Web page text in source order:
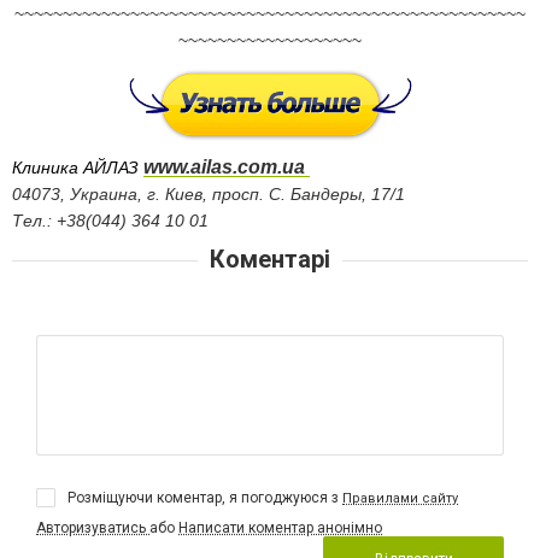
~~~~~~~~~~~~~~~~~~~~~~~~~~~~~~~~~~~~~~~~~~~~~~~~~~~~~
~~~~~~~~~~~~~~~~~~~
Клиника АЙЛАЗ www.ailas.com.ua
04073, Украина, г. Киев, просп. С. Бандеры, 17/1
Тел.: +38(044) 364 10 01
Коментарі
Розміщуючи коментар, я погоджуюся з Правилами сайту
Авторизуватись або Написати коментар анонімно